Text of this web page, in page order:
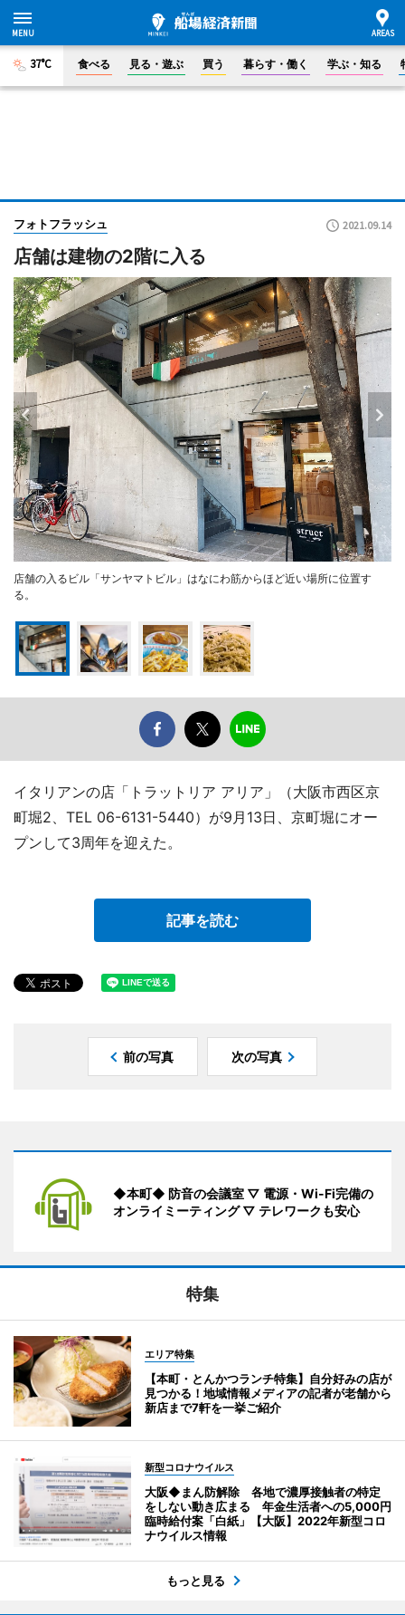
37°C 食べる 見る・遊ぶ 買う 暮らす・働く 学ぶ・知る
フォトフラッシュ 2021.09.14
店舗は建物の2階に入る
店舗の入るビル「サンヤマトビル」はなにわ筋からほど近い場所に位置す
る。
イタリアンの店「トラットリア アリア」（大阪市西区京
町堀2、TEL 06-6131-5440）が9月13日、京町堀にオー
プンして3周年を迎えた。
記事を読む
前の写真 次の写真
◆本町◆ 防音の会議室 ▽ 電源・Wi-Fi完備の
オンライミーティング ▽ テレワークも安心
特集
エリア特集
【本町・とんかつランチ特集】自分好みの店が
見つかる！地域情報メディアの記者が老舗から
新店まで7軒を一挙ご紹介
新型コロナウイルス
大阪◆まん防解除 各地で濃厚接触者の特定
をしない動き広まる 年金生活者への5,000円
臨時給付案「白紙」【大阪】2022年新型コロ
ナウイルス情報
もっと見る